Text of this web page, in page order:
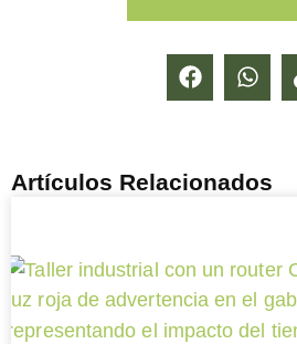
Artículos Relacionados